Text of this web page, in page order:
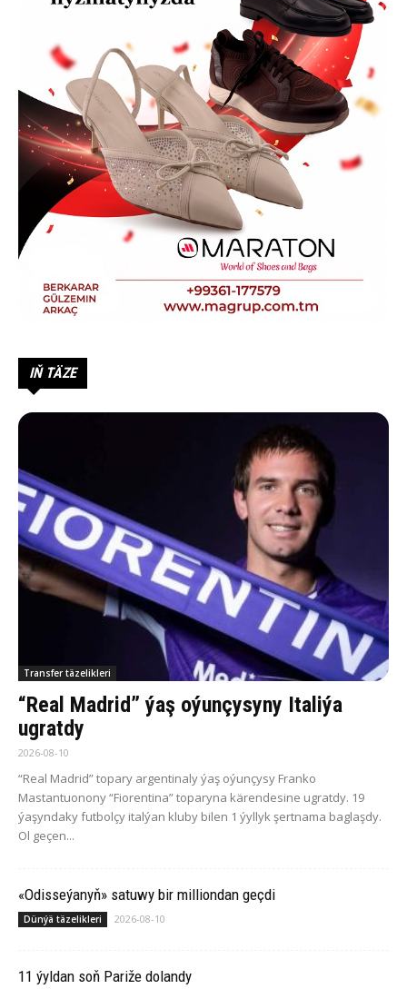
IŇ TÄZE
Transfer täzelikleri
“Real Madrid” ýaş oýunçysyny Italiýa
ugratdy
2026-08-10
“Real Madrid” topary argentinaly ýaş oýunçysy Franko
Mastantuonony “Fiorentina” toparyna kärendesine ugratdy. 19
ýaşyndaky futbolçy italýan kluby bilen 1 ýyllyk şertnama baglaşdy.
Ol geçen...
«Odisseýanyň» satuwy bir milliondan geçdi
Dünýä täzelikleri 2026-08-10
11 ýyldan soň Pariže dolandy